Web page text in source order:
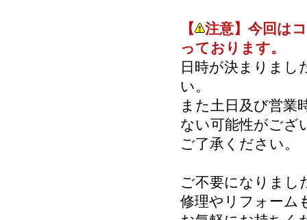
【
注意】今回は
っております。
日時が決まりまし
い。
また土日及び営業
ない可能性がござ
ご了承ください。
ご不要になりまし
修理やリフォーム